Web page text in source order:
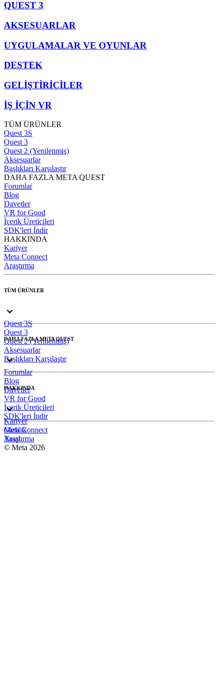
QUEST 3
AKSESUARLAR
UYGULAMALAR VE OYUNLAR
DESTEK
GELİŞTİRİCİLER
İŞ İÇİN VR
TÜM ÜRÜNLER
Quest 3S
Quest 3
Quest 2 (Yenilenmiş)
Aksesuarlar
Başlıkları Karşılaştır
DAHA FAZLA META QUEST
Forumlar
Blog
Davetler
VR for Good
İçerik Üreticileri
SDK'leri İndir
HAKKINDA
Kariyer
Meta Connect
Araştırma
TÜM ÜRÜNLER
Quest 3S
Quest 3
Quest 2 (Yenilenmiş)
Aksesuarlar
Başlıkları Karşılaştır
DAHA FAZLA META QUEST
Forumlar
Blog
Davetler
VR for Good
İçerik Üreticileri
SDK'leri İndir
HAKKINDA
Kariyer
Meta Connect
Araştırma
Gizlilik
Yasal
© Meta 2026